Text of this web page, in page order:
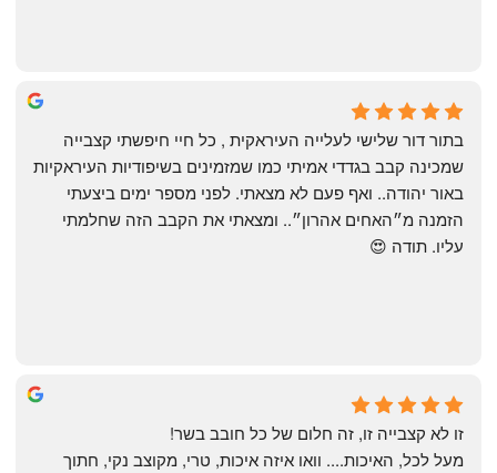
שי
4 months ago
Yonatan Menashe
6 months ago
עליו. תודה 😍
זו לא קצבייה זו, זה חלום של כל חובב בשר!